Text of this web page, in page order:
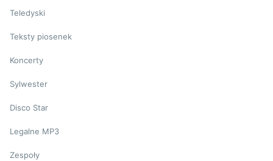
Teledyski
Teksty piosenek
Koncerty
Sylwester
Disco Star
Legalne MP3
Zespoły